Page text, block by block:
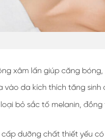
xâm lấn giúp căng
vào da kích thích tăng
bỏ sắc tố melanin,
dưỡng chất thiết yếu